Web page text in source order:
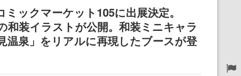
ェコのプロ野球選手から
称賛の声
ニングナイトライブにて
ディレクターの浜口直樹
氏が登壇する予定
ミックマーケット105に出展決定。
和装イラストが公開。和装ミニキャラ
温泉」をリアルに再現したブースが登